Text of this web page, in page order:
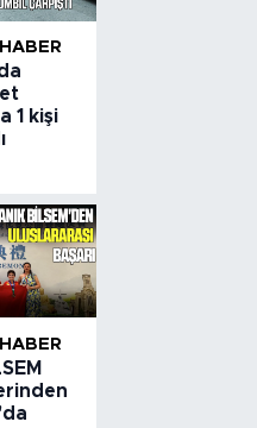
1 kişi